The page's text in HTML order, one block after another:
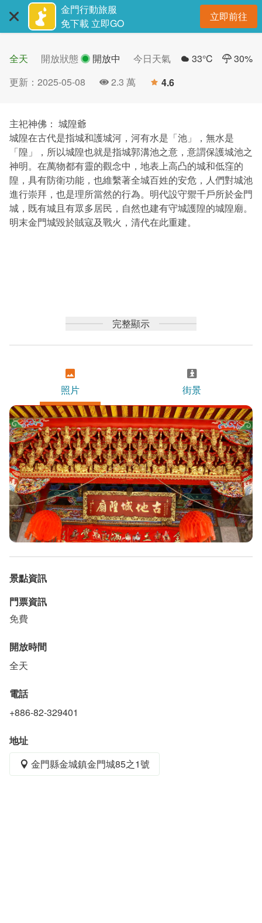
主
金門行動旅服
免下載 立即GO
立即前往開
全天 開放狀態 開放中 今日天氣 33°C 30%
更新 ： 2025-05-08 人氣2.3 萬
4.6
主祀神佛： 城隍爺
城隍在古代是指城和護城河，河有水是「池」，無水是
「隍」，所以城隍也就是指城郭溝池之意，意謂保護城池之
神明。在萬物都有靈的觀念中，地表上高凸的城和低窪的
隍，具有防衛功能，也維繫著全城百姓的安危，人們對城池
進行崇拜，也是理所當然的行為。明代設守禦千戶所於金門
城，既有城且有眾多居民，自然也建有守城護隍的城隍廟。
明末金門城毀於賊寇及戰火，清代在此重建。
完整顯示
照片 街景
古地城隍廟
景點資訊
門票資訊
免費
開放時間
全天
電話
+886-82-329401
地址
金門縣金城鎮金門城85之1號